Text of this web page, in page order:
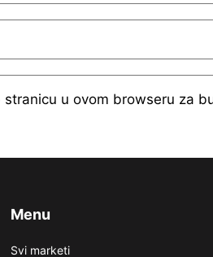
u ovom browseru za
Menu
Svi marketi